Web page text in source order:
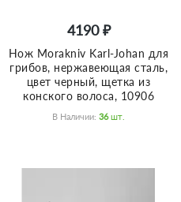
4190 ₽
Нож Morakniv Karl-Johan для
грибов, нержавеющая сталь,
цвет черный, щетка из
конского волоса, 10906
В Наличии: 36 Шт.